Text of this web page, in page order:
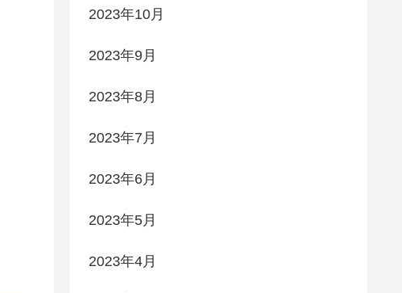
2023年10月
2023年9月
2023年8月
2023年7月
2023年6月
2023年5月
2023年4月